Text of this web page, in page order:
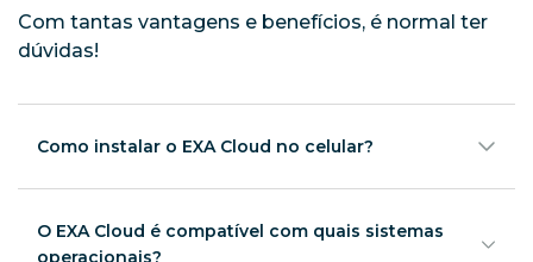
Com tantas vantagens e benefícios, é normal ter
dúvidas!
Como instalar o EXA Cloud no celular?
iOS disponível na loja do seu celular
O EXA Cloud é compatível com quais sistemas
operacionais?